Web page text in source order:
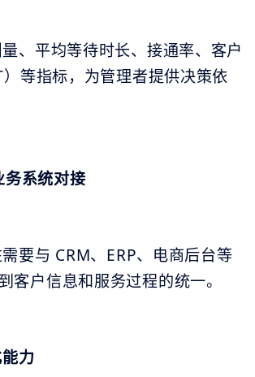
、平均等待时长、接通率、客户
）等指标，为管理者提供决策依
系统对接
要与 CRM、ERP、电商后台等
客户信息和服务过程的统一。
力